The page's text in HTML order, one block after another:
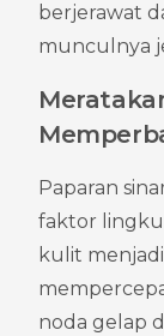
berjerawat
munculnya
Paparan
faktor
kulit
noda gelap